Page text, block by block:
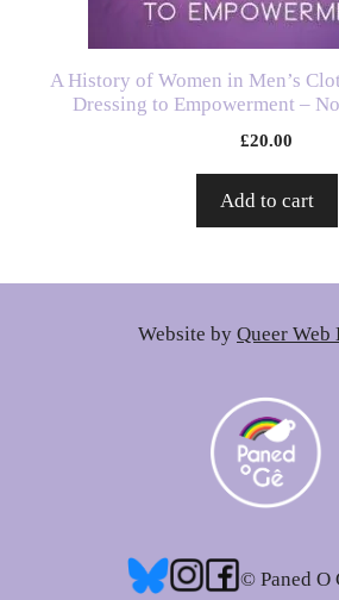
A History of Women in Men’s
Dressing to Empowerment –
£20.00
Add to cart
Website by Queer Web
© Paned O